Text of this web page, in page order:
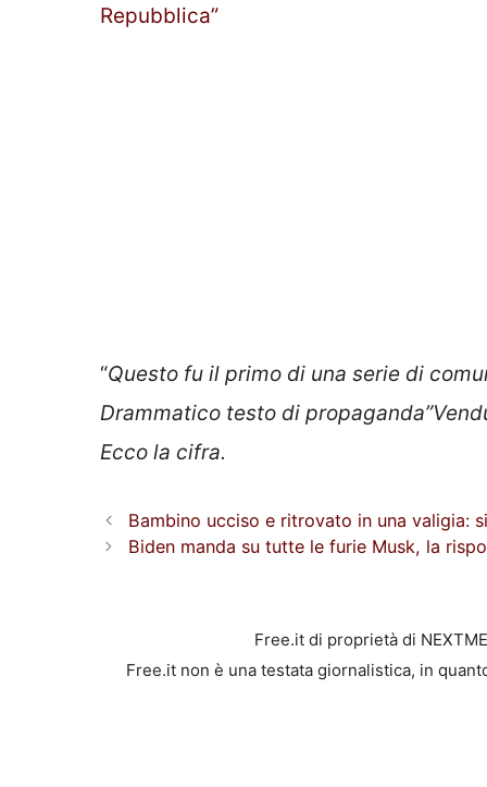
Repubblica”
“Questo fu il primo di una serie di
Drammatico testo di
Ecco la cifra.
Bambino ucciso e ritrovato in una valigia:
Biden manda su tutte le furie Musk, la
Free.it di proprietà di
Free.it non è una testata giornalistica, in